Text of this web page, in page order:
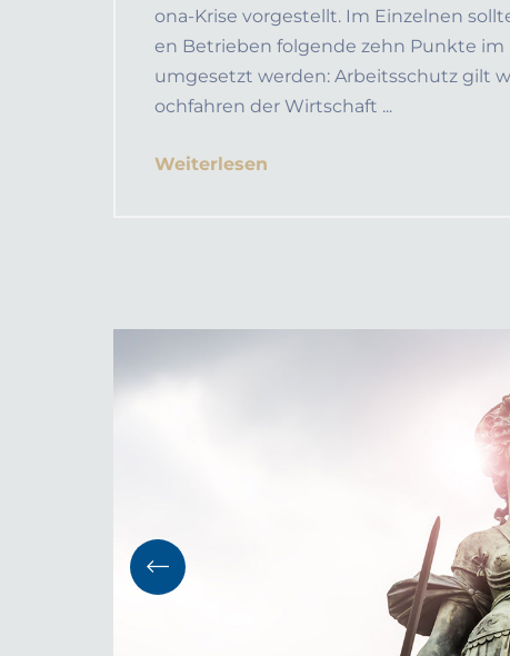
ona-Krise vorgestellt. Im Einzelnen
en Betrieben folgende zehn Punkte
umgesetzt werden: Arbeitsschutz gilt
ochfahren der Wirtschaft ...
Weiterlesen